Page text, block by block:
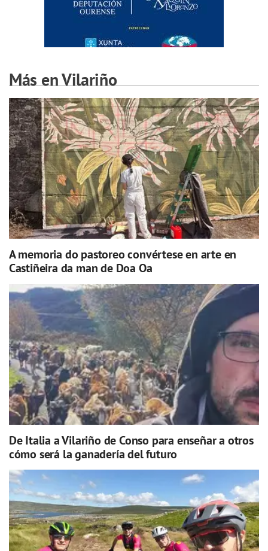
Más en Vilariño
A memoria do pastoreo convértese en arte en
Castiñeira da man de Doa Oa
De Italia a Vilariño de Conso para enseñar a otros
cómo será la ganadería del futuro